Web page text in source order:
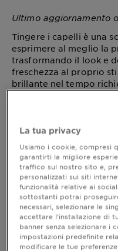
Ultimo aggiornamento
Tingere i capelli è una
esprimere al meglio la
trasformando il look e
freschezza al proprio
brillante nel tempo
? Infatti, i
colorazione,
oppure vedendo la
Questo accade perché
attenuarsi a causa di
l'esposizione al sole,
caldo - ad esempio
l'applicazione di
chioma. Ma non
possibile prolungare
mantenere i capelli
La tua privacy
Usiamo i cookie, compresi
garantirti la migliore
traffico sul nostro sito e,
personalizzati sui siti
funzionalità relative ai
sottostanti potrai
necessari, selezionare le
accettare l’installazione di
banner senza selezionare i
impostazioni predefinite
modificare le tue